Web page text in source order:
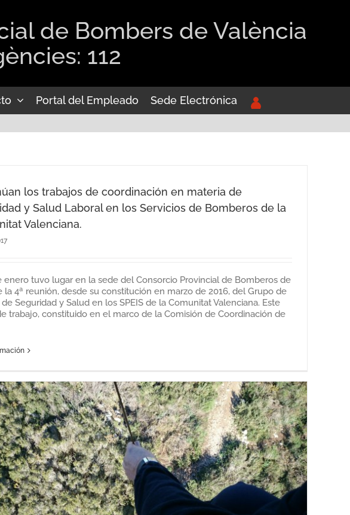
de Bombers de València
112
Portal del Empleado Sede Electrónica
los trabajos de coordinación en materia de
y Salud Laboral en los Servicios de Bomberos de la
Valenciana.
enero tuvo lugar en la sede del Consorcio Provincial de Bomberos de
la 4ª reunión, desde su constitución en marzo de 2016, del Grupo de
Seguridad y Salud en los SPEIS de la Comunitat Valenciana. Este
trabajo, constituido en el marco de la Comisión de Coordinación de